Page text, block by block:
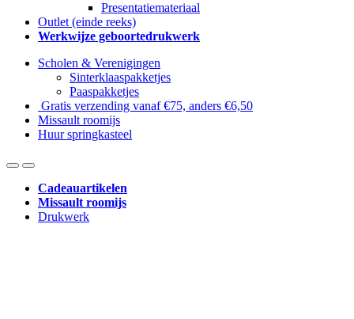
Presentatiemateriaal
Outlet (einde reeks)
Werkwijze geboortedrukwerk
Scholen & Verenigingen
Sinterklaaspakketjes
Paaspakketjes
Gratis verzending vanaf €75, anders €6,50
Missault roomijs
Huur springkasteel
Cadeauartikelen
Missault roomijs
Drukwerk